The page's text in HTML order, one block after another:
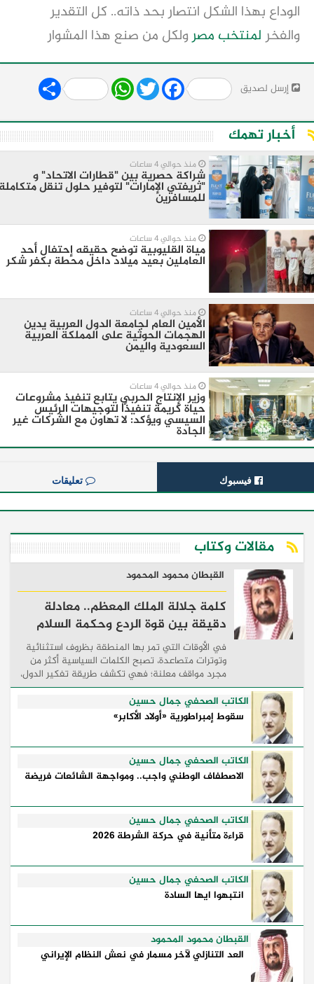
الوداع بهذا الشكل انتصار بحد ذاته.. كل التقدير
والفخرلمنتخب مصرولكل من صنع هذا المشوار
إرسل لصديق Share WhatsApp
Twitter Facebook
أخبار تهمك
منذ حوالي 4 ساعات
شراكة حصرية بين "قطارات الاتحاد" و
"ثريفتي الإمارات" لتوفير حلول تنقل
للمسافرين
منذ حوالي 4 ساعات
مياة القليوبية توضح حقيقه إحتفال أحد
العاملين بعيد ميلاد داخل محطة بكفر شكر
منذ حوالي 4 ساعات
الأمين العام لجامعة الدول العربية يدين
الهجمات الحوثية على المملكة العربية
السعودية واليمن
منذ حوالي 4 ساعات
وزير الإنتاج الحربي يتابع تنفيذ مشروعات
حياة كريمة تنفيذًا لتوجيهات الرئيس
السيسي ويؤكد: لا تهاون مع الشركات غير
الجادة
فيسبوك تعليقات
مقالات وكتاب
القبطان محمود المحمود
كلمة جلالة الملك المعظم.. معادلة
دقيقة بين قوة الردع وحكمة السلام
في الأوقات التي تمر بها المنطقة بظروف استثنائية
وتوترات متصاعدة، تصبح الكلمات السياسية أكثر من
مجرد مواقف معلنة؛ فهي تكشف طريقة تفكير الدول،
وكيفية إدارتها للأزمات، والحدود التي تفصل بين القوة
...
الكاتب الصحفي جمال حسين
سقوط إمبراطورية «أولاد الأكابر»
الكاتب الصحفي جمال حسين
الاصطفاف الوطني واجب.. ومواجهة الشائعات فريضة
الكاتب الصحفي جمال حسين
قراءة متأنية في حركة الشرطة 2026
الكاتب الصحفي جمال حسين
انتبهوا ايها السادة
القبطان محمود المحمود
العد التنازلي لآخر مسمار في نعش النظام الإيراني